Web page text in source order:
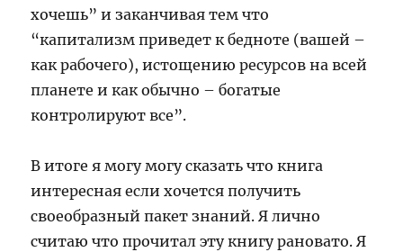
хочешь” и заканчивая тем что
“капитализм приведет к бедноте (вашей –
как рабочего), истощению ресурсов на всей
планете и как обычно – богатые
контролируют все”.
В итоге я могу могу сказать что книга
интересная если хочется получить
своеобразный пакет знаний. Я лично
считаю что прочитал эту книгу рановато. Я